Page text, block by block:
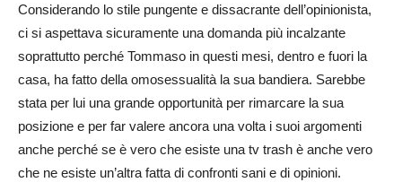
Considerando lo stile pungente e dissacrante dell’opinionista,
ci si aspettava sicuramente una domanda più incalzante
soprattutto perché Tommaso in questi mesi, dentro e fuori la
casa, ha fatto della omosessualità la sua bandiera. Sarebbe
stata per lui una grande opportunità per rimarcare la sua
posizione e per far valere ancora una volta i suoi argomenti
anche perché se è vero che esiste una tv trash è anche vero
che ne esiste un’altra fatta di confronti sani e di opinioni.